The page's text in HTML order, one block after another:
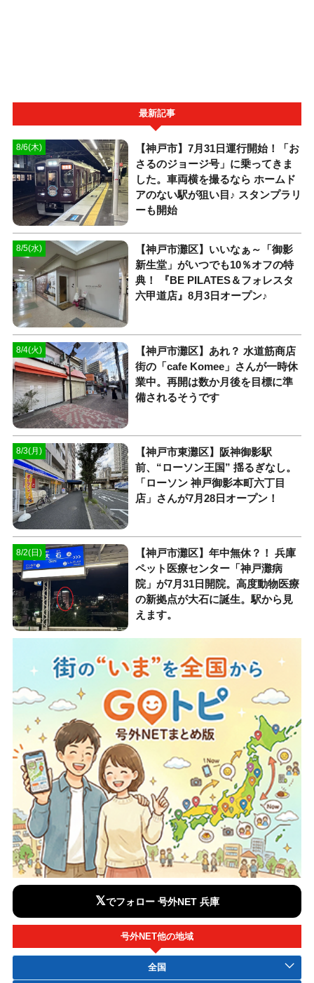
最新記事
8/6(木)
【神戸市】7月31日運行開始！「お
さるのジョージ号」に乗ってきま
した。車両横を撮るなら ホームド
アのない駅が狙い目♪ スタンプラリ
ーも開始
8/5(水)
【神戸市灘区】いいなぁ～「御影
新生堂」がいつでも10％オフの特
典！ 『BE PILATES＆フォレスタ
六甲道店』8月3日オープン♪
8/4(火)
【神戸市灘区】あれ？ 水道筋商店
街の「cafe Komee」さんが一時休
業中。再開は数か月後を目標に準
備されるそうです
8/3(月)
【神戸市東灘区】阪神御影駅
前、“ローソン王国” 揺るぎなし。
「ローソン 神戸御影本町六丁目
店」さんが7月28日オープン！
8/2(日)
【神戸市灘区】年中無休？！ 兵庫
ペット医療センター「神戸灘病
院」が7月31日開院。高度動物医療
の新拠点が大石に誕生。駅から見
えます。
𝕏でフォロー 号外NET 兵庫
号外NET他の地域
全国